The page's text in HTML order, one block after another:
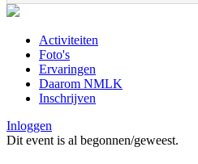
Activiteiten
Foto's
Ervaringen
Daarom NMLK
Inschrijven
Inloggen
Dit event is al begonnen/geweest.